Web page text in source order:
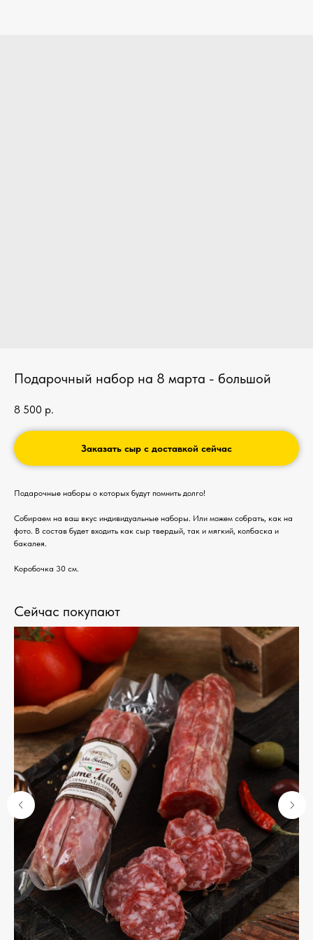
Подарочный набор на 8 марта - большой
8 500 р.
Заказать сыр с доставкой сейчас
Подарочные наборы о которых будут помнить долго!
Собираем на ваш вкус индивидуальные наборы. Или можем собрать, как на
фото. В состав будет входить как сыр твердый, так и мягкий, колбаска и
бакалея.
Коробочка 30 см.
Сейчас покупают